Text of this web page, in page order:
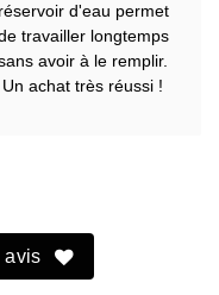
réservoir d'eau permet
travailler longtemps
avoir à le remplir.
Un achat très réussi !
avis